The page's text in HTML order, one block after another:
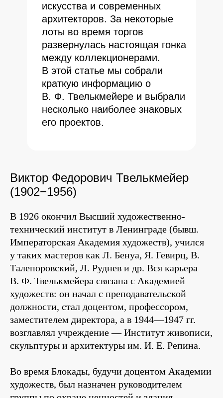
искусства и современных
архитекторов. За некоторые
лоты во время торгов
развернулась настоящая гонка
между коллекционерами.
В этой статье мы собрали
краткую информацию о
В. Ф. Твелькмейере и выбрали
несколько наиболее знаковых
его проектов.
Виктор Федорович Твелькмейер
(1902−1956)
В 1926 окончил Высший художественно-
технический институт в Ленинграде (бывш.
Императорская Академия художеств), учился
у таких мастеров как Л. Бенуа, Я. Гевирц, В.
Талепоровский, Л. Руднев и др. Вся карьера
В. Ф. Твелькмейера связана с Академией
художеств: он начал с преподавательской
должности, стал доцентом, профессором,
заместителем директора, а в 1944—1947 гг.
возглавлял учреждение — Институт живописи,
скульптуры и архитектуры им. И. Е. Репина.
Во время Блокады, будучи доцентом Академии
художеств, был назначен руководителем